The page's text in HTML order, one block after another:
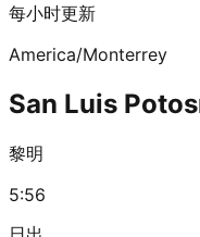
每小时更新
America/Monterrey
San Luis
黎明
5:56